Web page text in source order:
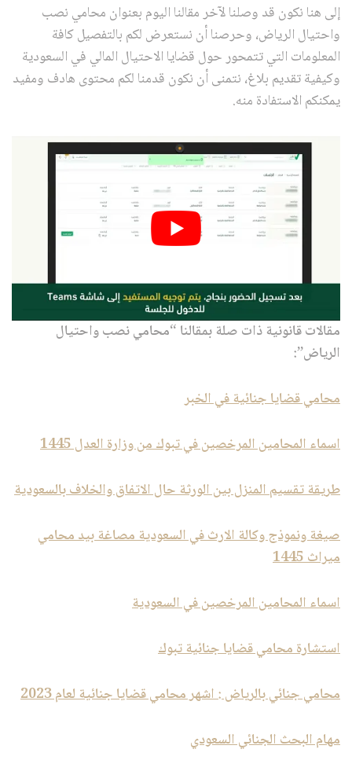
إلى هنا نكون قد وصلنا لآخر مقالنا اليوم بعنوان محامي نصب
واحتيال الرياض، وحرصنا أن نستعرض لكم بالتفصيل كافة
المعلومات التي تتمحور حول قضايا الاحتيال المالي في السعودية
وكيفية تقديم بلاغ، نتمنى أن نكون قدمنا لكم محتوى هادف ومفيد
يمكنكم الاستفادة منه.
مقالات قانونية ذات صلة بمقالنا “محامي نصب واحتيال
الرياض”:
محامي قضايا جنائية في الخبر
اسماء المحامين المرخصين في تبوك من وزارة العدل 1445
طريقة تقسيم المنزل بين الورثة حال الاتفاق والخلاف بالسعودية
صيغة ونموذج وكالة الارث في السعودية مصاغة بيد محامي
ميراث 1445
اسماء المحامين المرخصين في السعودية
استشارة محامي قضايا جنائية تبوك
محامي جنائي بالرياض : اشهر محامي قضايا جنائية لعام 2023
مهام البحث الجنائي السعودي